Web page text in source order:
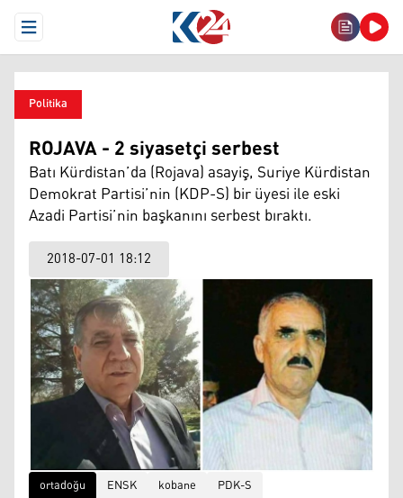
Open Menu
Politika
ROJAVA - 2 siyasetçi serbest
Batı Kürdistan’da (Rojava) asayiş, Suriye Kürdistan
Demokrat Partisi’nin (KDP-S) bir üyesi ile eski
Azadi Partisi’nin başkanını serbest bıraktı.
2018-07-01 18:12
ortadoğu ENSK kobane PDK-S